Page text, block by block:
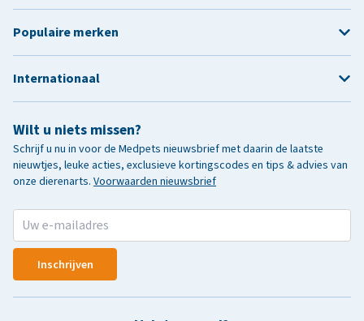
Wilt u niets missen?
Schrijf u nu in voor de Medpets nieuwsbrief met daarin de laatste
nieuwtjes, leuke acties, exclusieve kortingscodes en tips & advies van
onze dierenarts. Voorwaarden nieuwsbrief
Inschrijven
Populaire merken
Internationaal